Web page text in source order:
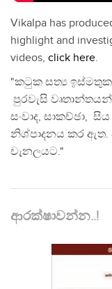
Vikalpa has
highlight and
videos, click here.
"කටුක සත්‍ය
පුරවැසි
සංවාද, සාකච්ඡා,
නිශ්පාදනය කර
චැනලයට."
ආරක්ෂාවන්න..!